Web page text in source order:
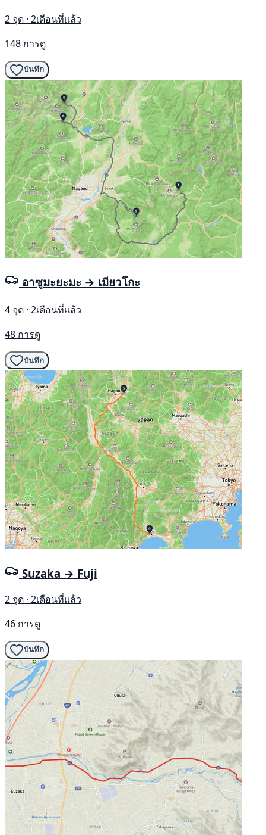
2 จุด · 2เดือนที่แล้ว
148 การดู
บันทึก
อาซูมะยะมะ → เมียวโกะ
4 จุด · 2เดือนที่แล้ว
48 การดู
บันทึก
Suzaka → Fuji
2 จุด · 2เดือนที่แล้ว
46 การดู
บันทึก